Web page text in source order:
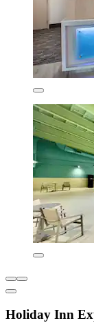
Holiday Inn